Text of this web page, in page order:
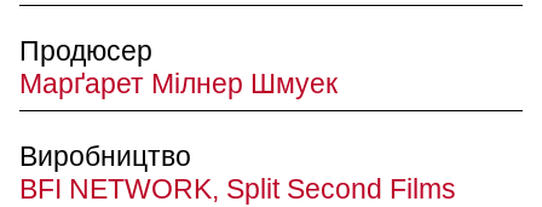
Продюсер
Марґарет Мілнер Шмуек
Виробництво
BFI NETWORK, Split Second Films